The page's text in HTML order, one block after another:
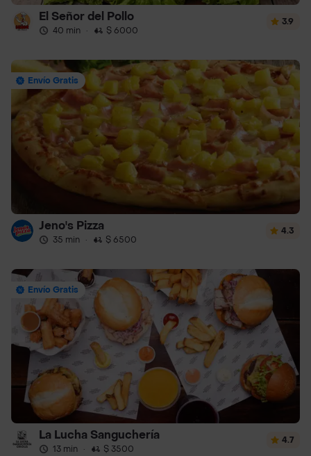
El Señor del Pollo
40 min · $ 6000
3.9
Envío Gratis
Jeno's Pizza
35 min · $ 6500
4.3
Envío Gratis
La Lucha Sanguchería
13 min · $ 3500
4.7